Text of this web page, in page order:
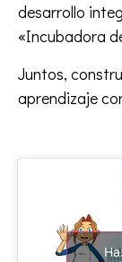
desarrollo
«Incubadora
Juntos,
aprendizaje